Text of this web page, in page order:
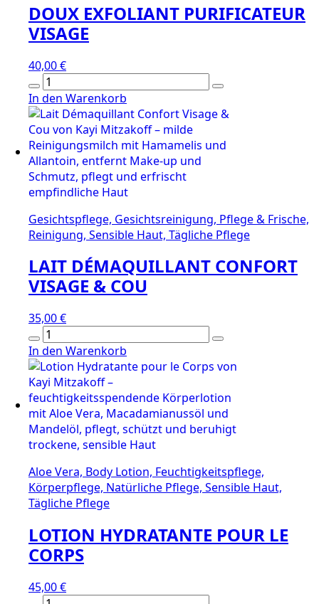
DOUX EXFOLIANT PURIFICATEUR
VISAGE
40,00€
DOUX
EXFOLIANT
PURIFICATEUR
VISAGE
Menge
In den Warenkorb
Gesichtspflege, Gesichtsreinigung, Pflege & Frische,
Reinigung, Sensible Haut, Tägliche Pflege
LAIT DÉMAQUILLANT CONFORT
VISAGE & COU
35,00€
LAIT
DÉMAQUILLANT
CONFORT
VISAGE
&
COU
Menge
In den Warenkorb
Aloe Vera, Body Lotion, Feuchtigkeitspflege,
Körperpflege, Natürliche Pflege, Sensible Haut,
Tägliche Pflege
LOTION HYDRATANTE POUR LE
CORPS
45,00€